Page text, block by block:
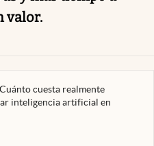
valor.
Cuánto cuesta realmente
inteligencia artificial en